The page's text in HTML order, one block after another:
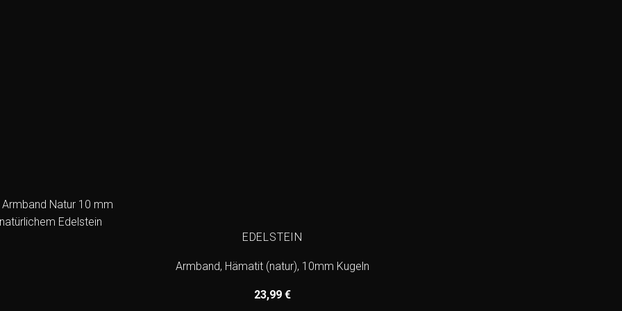
EDELSTEIN
Armband, Hämatit (natur), 10mm Kugeln
23,99 €